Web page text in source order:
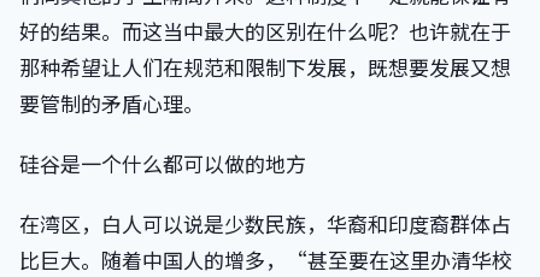
好的结果。而这当中最大的区别在什么呢？也许就在于
那种希望让人们在规范和限制下发展，既想要发展又想
要管制的矛盾心理。
硅谷是一个什么都可以做的地方
在湾区，白人可以说是少数民族，华裔和印度裔群体占
比巨大。随着中国人的增多，“甚至要在这里办清华校